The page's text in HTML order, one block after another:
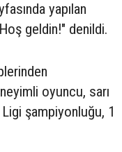
yapılan
geldin!" denildi.
oyuncu, sarı
Ligi şampiyonluğu, 1